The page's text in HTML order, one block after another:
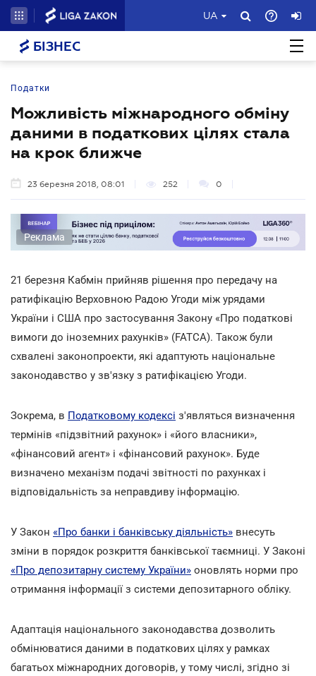
UA
БІЗНЕС
Податки
Можливість міжнародного обміну
даними в податкових цілях стала
на крок ближче
23 березня 2018, 08:01 252 0
Реклама
21 березня Кабмін прийняв рішення про передачу на
ратифікацію Верховною Радою Угоди між урядами
України і США про застосування Закону «Про податкові
вимоги до іноземних рахунків» (FATCA). Також були
схвалені законопроекти, які адаптують національне
законодавство у зв'язку з ратифікацією Угоди.
Зокрема, в Податковому кодексі з'являться визначення
термінів «підзвітний рахунок» і «його власники»,
«фінансовий агент» і «фінансовий рахунок». Буде
визначено механізм подачі звітності по рахунках і
відповідальність за неправдиву інформацію.
У Закон «Про банки і банківську діяльність» внесуть
зміни в порядок розкриття банківської таємниці. У Законі
«Про депозитарну систему України» оновлять норми про
отримання інформації з системи депозитарного обліку.
Адаптація національного законодавства дозволить
обмінюватися даними в податкових цілях у рамках
багатьох міжнародних договорів, у тому числі, згідно зі